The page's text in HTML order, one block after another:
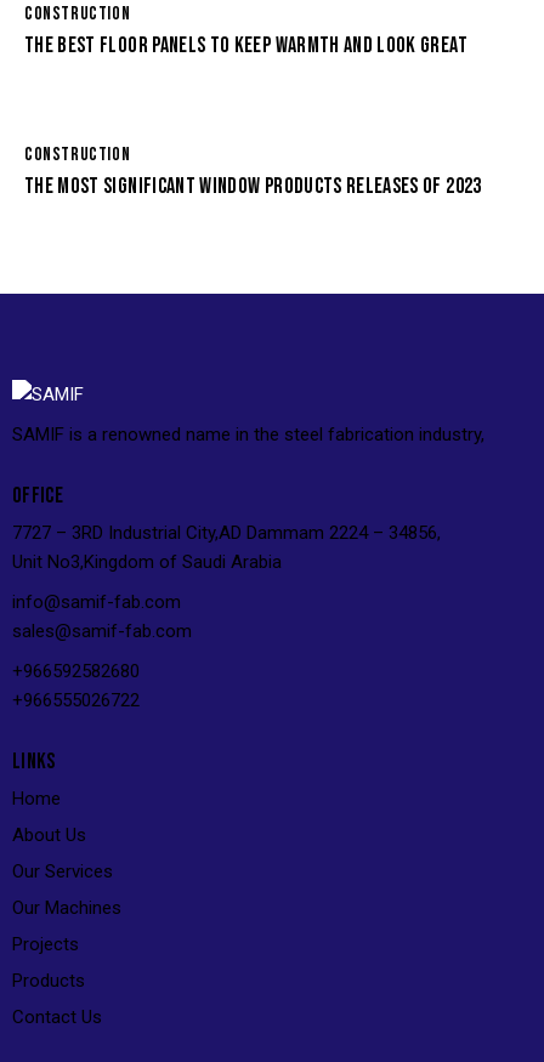
CONSTRUCTION
THE BEST FLOOR PANELS TO KEEP WARMTH AND LOOK GREAT
CONSTRUCTION
THE MOST SIGNIFICANT WINDOW PRODUCTS RELEASES OF 2023
SAMIF is a renowned name in the steel fabrication industry,
OFFICE
7727 – 3RD Industrial City,AD Dammam 2224 – 34856,
Unit No3,Kingdom of Saudi Arabia
info@samif-fab.com
sales@samif-fab.com
+966592582680
+966555026722
LINKS
Home
About Us
Our Services
Our Machines
Projects
Products
Contact Us